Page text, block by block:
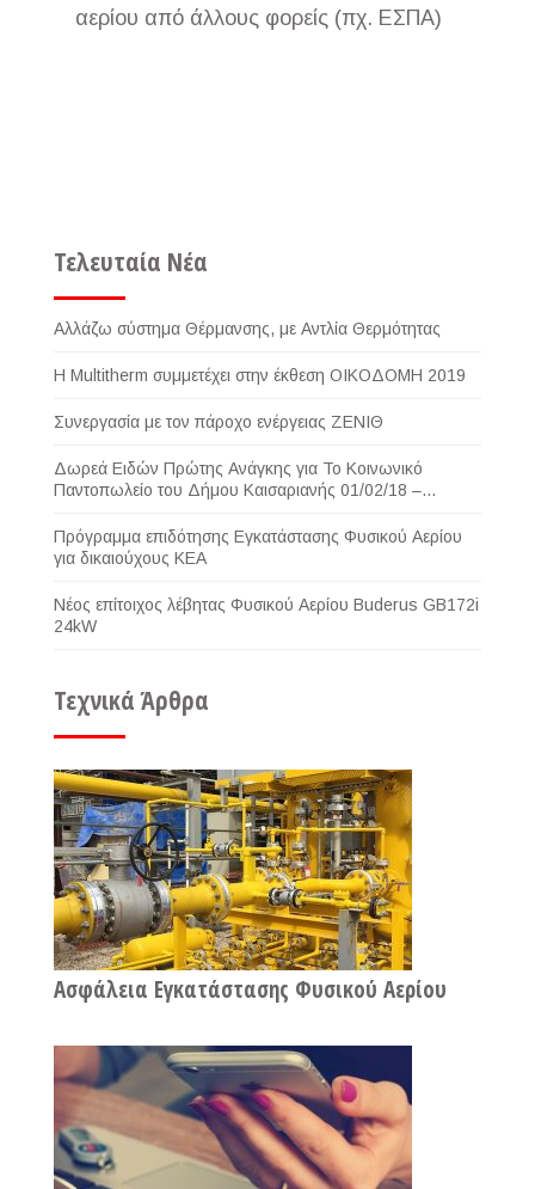
αερίου από άλλους φορείς (πχ. ΕΣΠΑ)
Τελευταία Νέα
Αλλάζω σύστημα Θέρμανσης, με Αντλία Θερμότητας
Η Multitherm συμμετέχει στην έκθεση ΟΙΚΟΔΟΜΗ 2019
Συνεργασία με τον πάροχο ενέργειας ΖΕΝΙΘ
Δωρεά Ειδών Πρώτης Ανάγκης για Το Κοινωνικό
Παντοπωλείο του Δήμου Καισαριανής 01/02/18 –
Πρόγραμμα επιδότησης Εγκατάστασης Φυσικού Αερίου
για δικαιούχους ΚΕΑ
Νέος επίτοιχος λέβητας Φυσικού Αερίου Buderus GB172i
24kW
Τεχνικά Άρθρα
Ασφάλεια Εγκατάστασης Φυσικού Αερίου